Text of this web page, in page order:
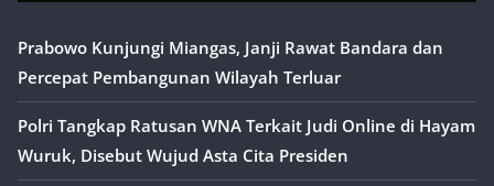
Prabowo Kunjungi Miangas, Janji Rawat Bandara dan
Percepat Pembangunan Wilayah Terluar
Polri Tangkap Ratusan WNA Terkait Judi Online di Hayam
Wuruk, Disebut Wujud Asta Cita Presiden